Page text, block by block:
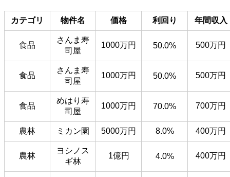
カテゴリ 物件名 価格 利回り 年間収入
食品
さんま寿
司屋
1000万円 50.0% 500万円
食品
さんま寿
司屋
1000万円 50.0% 500万円
食品
めはり寿
司屋
1000万円 70.0% 700万円
農林 ミカン園 5000万円 8.0% 400万円
農林
ヨシノス
ギ林
1億円 4.0% 400万円